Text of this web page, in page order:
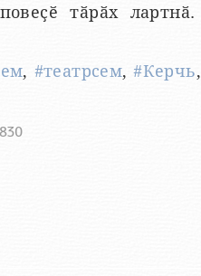
тӑрӑх
, #театрсем,#Керчь,